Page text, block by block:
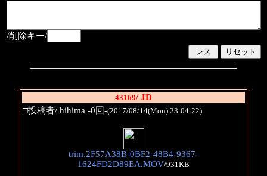
/削除キー/
43169/ JD
□投稿者/ hihima -0回-(2017/08/14(Mon) 23:04:22)
trim.2F57A38B-0BF2-48B4-9367-
1624FD2D89EA.MOV/931KB